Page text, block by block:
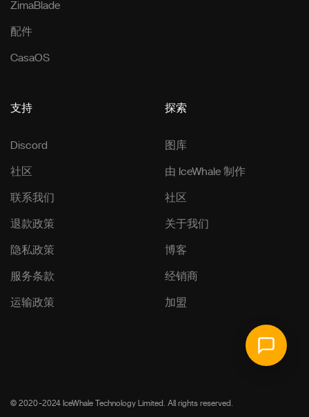
ZimaBlade
配件
CasaOS
支持
Discord
社区
联系我们
退款政策
隐私政策
服务条款
运输政策
探索
图库
由 IceWhale 制作
社区
关于我们
博客
经销商
加盟
© 2020-2024 IceWhale Technology Limited. All rights reserved.